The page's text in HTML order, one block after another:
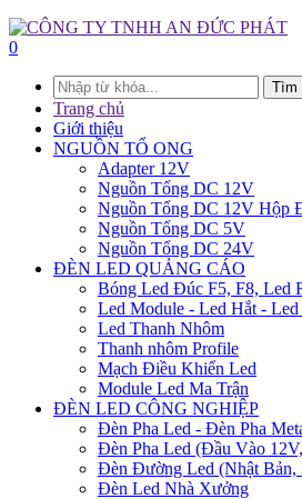
0
Tìm
Trang chủ
Giới thiệu
NGUỒN TỔ ONG
Adapter 12V
Nguồn Tổng DC 12V
Nguồn Tổng DC 12V Hộp
Nguồn Tổng DC 5V
Nguồn Tổng DC 24V
ĐÈN LED QUẢNG CÁO
Bóng Led Đúc F5, F8, Led
Led Module - Led Hắt - Led
Led Thanh Nhôm
Thanh nhôm Profile
Mạch Điều Khiển Led
Module Led Ma Trận
ĐÈN LED CÔNG NGHIỆP
Đèn Pha Led - Đèn Pha
Đèn Pha Led (Đầu Vào
Đèn Đường Led (Nhật Bản,
Đèn Led Nhà Xưởng